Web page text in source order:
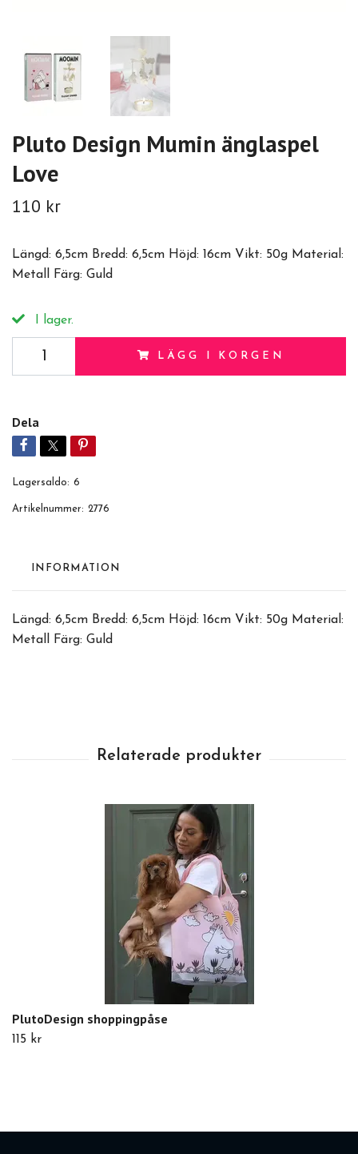
Pluto Design Mumin änglaspel
Love
110 kr
Längd: 6,5cm Bredd: 6,5cm Höjd: 16cm Vikt: 50g Material:
Metall Färg: Guld
I lager.
LÄGG I KORGEN
Dela
Lagersaldo: 6
Artikelnummer: 2776
INFORMATION
Längd: 6,5cm Bredd: 6,5cm Höjd: 16cm Vikt: 50g Material:
Metall Färg: Guld
PlutoDesign shoppingpåse
115 kr